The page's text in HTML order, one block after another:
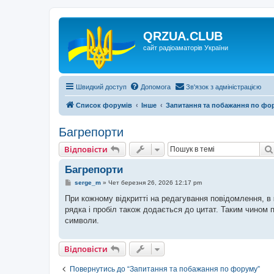
QRZUA.CLUB
сайт радіоаматорів України
Швидкий доступ Допомога Зв'язок з адміністрацією
Список форумів Інше Запитання та побажання по
Багрепорти
Відповісти
Багрепорти
П
в
д
о
е
н
н
serge_m» Чет березня 26, 2026 12:17 pm
При кожному відкритті на редагування повідомлення,
рядка і пробіл також додається до цитат. Таким
символи.
Відповісти
Повернутись до “Запитання та побажання по форуму”